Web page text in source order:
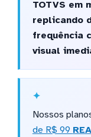
TOTVS em
replicando
frequência
visual
Nossos
de R$ 99